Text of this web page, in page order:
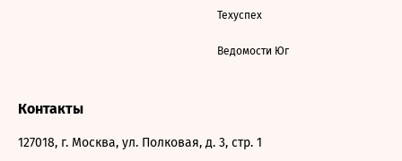
Техуспех
Ведомости Юг
Контакты
127018, г. Москва, ул. Полковая, д. 3, стр. 1